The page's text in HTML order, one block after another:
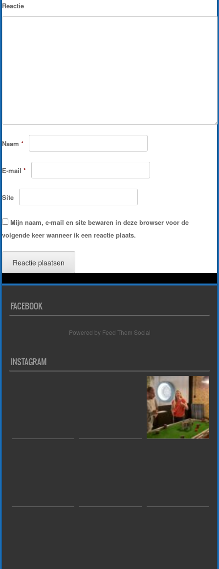
Reactie
Naam*
E-mail*
Site
Mijn naam, e-mail en site bewaren in deze browser voor de
volgende keer wanneer ik een reactie plaats.
FACEBOOK
Powered by Feed Them Social
INSTAGRAM